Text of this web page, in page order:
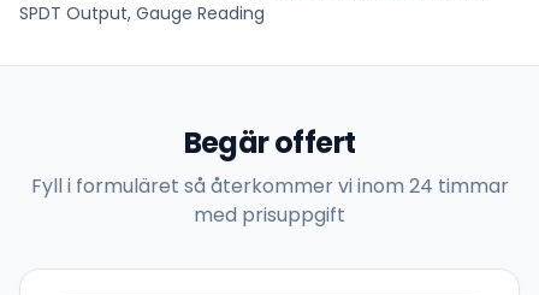
SPDT Output, Gauge Reading
Begär offert
Fyll i formuläret så återkommer vi inom 24 timmar
med prisuppgift